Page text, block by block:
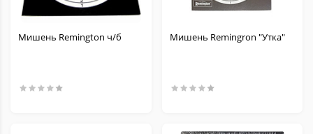
Мишень Remington ч/б Мишень Remingron "Утка"